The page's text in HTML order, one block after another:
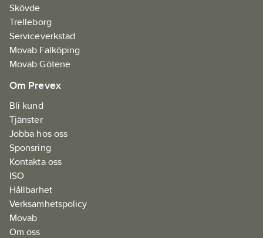
Skövde
Trelleborg
Serviceverkstad
Movab Falköping
Movab Götene
Om Prevex
Bli kund
Tjänster
Jobba hos oss
Sponsring
Kontakta oss
ISO
Hållbarhet
Verksamhetspolicy
Movab
Om oss